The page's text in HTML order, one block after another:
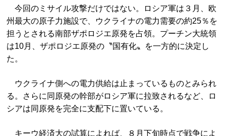
今回のミサイル攻撃だけではない。ロシア軍は３月、欧
州最大の原子力施設で、ウクライナの電力需要の約25％を
担うとされる南部ザポロジエ原発を占領。プーチン大統領
は10月、ザポロジエ原発の〝国有化〟を一方的に決定し
た。
ウクライナ側への電力供給は止まっているものとみられ
る。さらに同原発の幹部がロシア軍に拉致されるなど、ロ
シアは同原発を完全に支配下に置いている。
キーウ経済大の試算によれば、８月下旬時点で戦争によ